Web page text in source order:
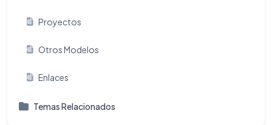
Proyectos
Otros Modelos
Enlaces
Temas Relacionados